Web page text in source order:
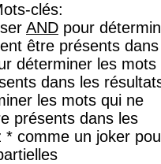
clés:
AND pour
être présents
déterminer les mots
dans les
les mots qui ne
présents dans les
* comme un joker